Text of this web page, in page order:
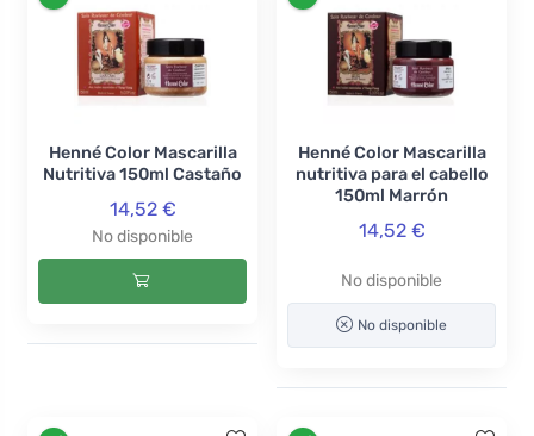
Henné Color Mascarilla
Nutritiva 150ml Castaño
14,52 €
No disponible
Henné Color Mascarilla
nutritiva para el cabello
150ml Marrón
14,52 €
No disponible
No disponible